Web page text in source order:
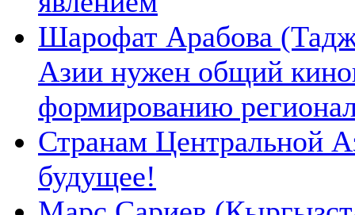
Шарофат Арабова
Азии нужен общий
формированию
Странам Центральной
будущее!